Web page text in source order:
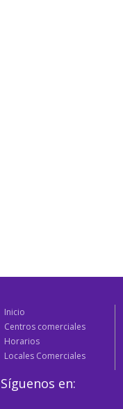
Inicio
Centros comerciales
Horarios
Locales Comerciales
Síguenos en: